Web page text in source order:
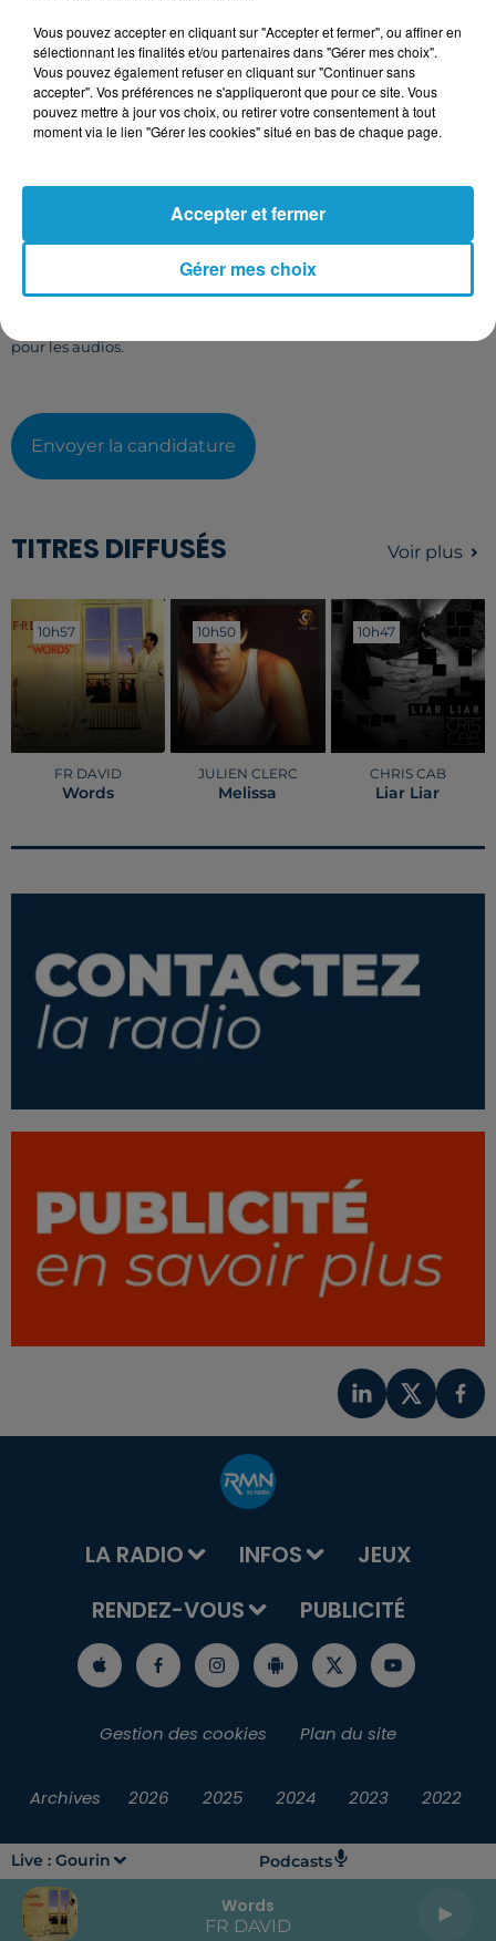
Live : Gourin Podcasts
Words
FR DAVID
Taille maximum : 500 caractères
Votre CV
pour les audios.
Votre lettre de motivation
pour les audios.
Envoyer la candidature
TITRES DIFFUSÉS Voir plus
10h57
10h57
FR DAVID
Words
10h50
10h50
JULIEN CLERC
Melissa
10h47
10h47
CHRIS CAB
Liar Liar
LA RADIO INFOS
JEUX
RENDEZ-VOUS
PUBLICITÉ
Gestion des cookies Plan du site
Archives 2026 2025 2024 2023 2022
Vous pouvez accepter en cliquant sur "Accepter et fermer", ou affiner en
sélectionnant les finalités et/ou partenaires dans "Gérer mes choix".
Vous pouvez également refuser en cliquant sur "Continuer sans
accepter". Vos préférences ne s'appliqueront que pour ce site. Vous
pouvez mettre à jour vos choix, ou retirer votre consentement à tout
moment via le lien "Gérer les cookies" situé en bas de chaque page.
Gérer mes choix
Accepter et fermer